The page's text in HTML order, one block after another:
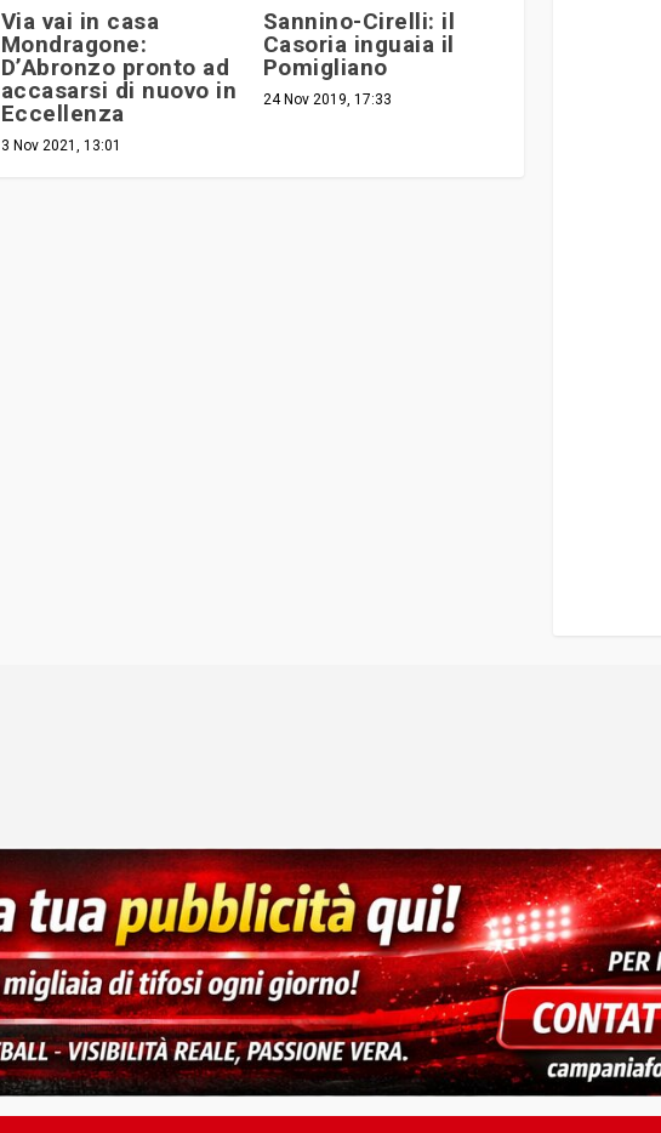
Via vai in casa
Mondragone:
D’Abronzo pronto ad
accasarsi di nuovo in
Eccellenza
3 Nov 2021, 13:01
Sannino-Cirelli: il
Casoria inguaia il
Pomigliano
24 Nov 2019, 17:33